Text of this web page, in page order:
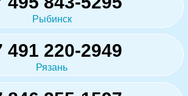
Рыбинск
491 220-2949
Рязань